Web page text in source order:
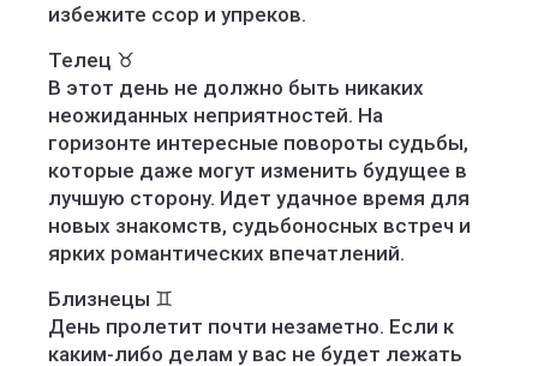
избежите ссор и упреков.
Телец ♉️
В этот день не должно быть никаких
неожиданных неприятностей. На
горизонте интересные повороты судьбы,
которые даже могут изменить будущее в
лучшую сторону. Идет удачное время для
новых знакомств, судьбоносных встреч и
ярких романтических впечатлений.
Близнецы ♊️
День пролетит почти незаметно. Если к
каким-либо делам у вас не будет лежать